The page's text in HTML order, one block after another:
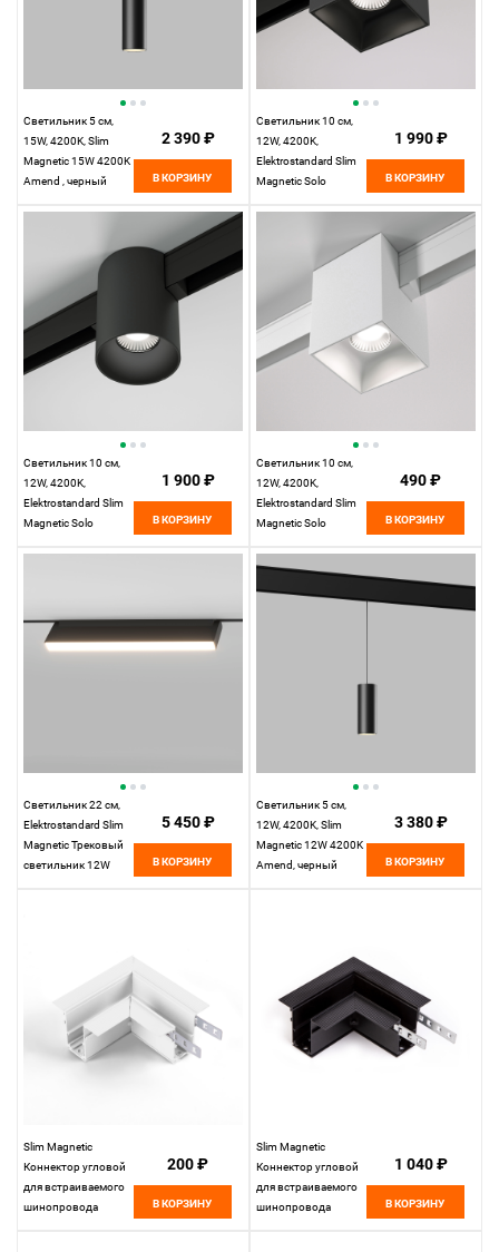
Светильник 5 см,
15W, 4200K, Slim
Magnetic 15W 4200K
Amend , черный
2 390 ₽
В КОРЗИНУ
Светильник 10 см,
12W, 4200K,
Elektrostandard Slim
Magnetic Solo
1 990 ₽
В КОРЗИНУ
Светильник 10 см,
12W, 4200K,
Elektrostandard Slim
Magnetic Solo
1 900 ₽
В КОРЗИНУ
Светильник 10 см,
12W, 4200K,
Elektrostandard Slim
Magnetic Solo
белый
490 ₽
В КОРЗИНУ
Светильник 22 см,
Elektrostandard Slim
Magnetic Трековый
светильник 12W
5 450 ₽
В КОРЗИНУ
Светильник 5 см,
12W, 4200K, Slim
Magnetic 12W 4200K
Amend, черный
3 380 ₽
В КОРЗИНУ
Slim Magnetic
Коннектор угловой
для встраиваемого
шинопровода
200 ₽
В КОРЗИНУ
Slim Magnetic
Коннектор угловой
для встраиваемого
шинопровода
1 040 ₽
В КОРЗИНУ